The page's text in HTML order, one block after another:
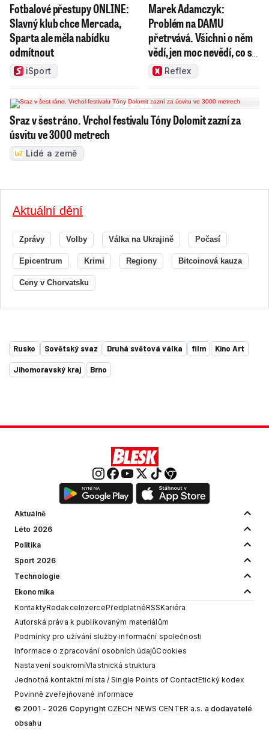
Fotbalové přestupy ONLINE:
Slavný klub chce Mercada,
Sparta ale měla nabídku
odmítnout
iSport
Marek Adamczyk:
Problém na DAMU
přetrvává. Všichni o něm
vědí, jen moc nevědí, co s
nímReflex
Sraz v šest ráno. Vrchol festivalu Tóny Dolomit zazní za
úsvitu ve 3000 metrech
Lidé a země
Aktuální dění
Zprávy Volby Válka na Ukrajině Počasí
Epicentrum Krimi Regiony Bitcoinová kauza
Ceny v Chorvatsku
Rusko Sovětský svaz Druhá světová válka film Kino Art
Jihomoravský kraj Brno
Aktuálně
Léto 2026
Politika
Sport 2026
Technologie
Ekonomika
KontaktyRedakceInzercePředplatnéRSSKariéra
Autorská práva k publikovaným materiálům
Podmínky pro užívání služby informační společnosti
Informace o zpracování osobních údajůCookies
Nastavení soukromíVlastnická struktura
Jednotná kontaktní místa / Single Points of ContactEtický kodex
Povinně zveřejňované informace
© 2001 - 2026 Copyright CZECH NEWS CENTER a.s. a dodavatelé
obsahu